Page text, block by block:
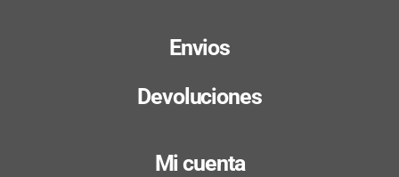
Envios
Devoluciones
Mi cuenta